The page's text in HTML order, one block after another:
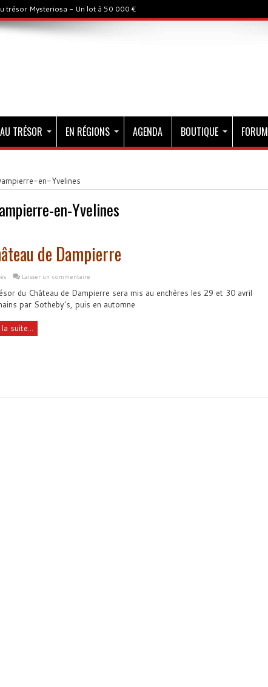
trésor Mysteriosa - Un lot à 50 000 €
TRÉSOR EN RÉGIONS AGENDA BOUTIQUE FORUM
en-Yvelines
en-Yvelines
de Dampierre
Laisser un commentaire
du Château de Dampierre sera mis au enchères les 29 et 30 avril
par Sotheby's, puis en automne
la suite...